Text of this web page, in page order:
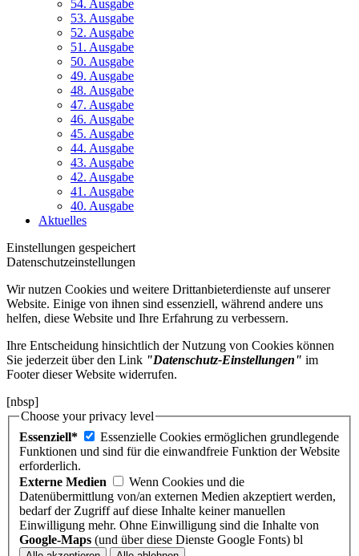
54. Ausgabe
53. Ausgabe
52. Ausgabe
51. Ausgabe
50. Ausgabe
49. Ausgabe
48. Ausgabe
47. Ausgabe
46. Ausgabe
45. Ausgabe
44. Ausgabe
43. Ausgabe
42. Ausgabe
41. Ausgabe
40. Ausgabe
Aktuelles
Einstellungen gespeichert
Datenschutzeinstellungen
Wir nutzen Cookies und weitere Drittanbieterdienste auf unserer
Website. Einige von ihnen sind essenziell, während andere uns
helfen, diese Website und Ihre Erfahrung zu verbessern.
Ihre Entscheidung hinsichtlich der Nutzung von Cookies können
Sie jederzeit über den Link "Datenschutz-Einstellungen" im
Footer dieser Website widerrufen.
[nbsp]
Choose your privacy level
Essenziell*
Essenzielle Cookies ermöglichen grundlegende
Funktionen und sind für die einwandfreie Funktion der Website
erforderlich.
Externe Medien
Wenn Cookies und die
Datenübermittlung von/an externen Medien akzeptiert werden,
bedarf der Zugriff auf diese Inhalte keiner manuellen
Einwilligung mehr. Ohne Einwilligung sind die Inhalte von
Google-Maps
(und über diese Dienste Google Fonts) bl